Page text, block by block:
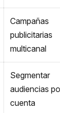
Campañas
publicitarias
multicanal
Segmentar
audiencias
cuenta